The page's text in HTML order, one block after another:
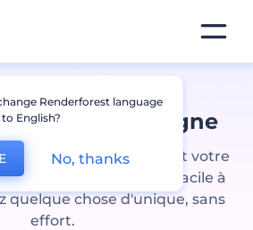
gratuit en ligne
qui reflètent votre
créateur de logos facile à
quelque chose d'unique, sans
effort.
Renderforest language
to English?
No, thanks